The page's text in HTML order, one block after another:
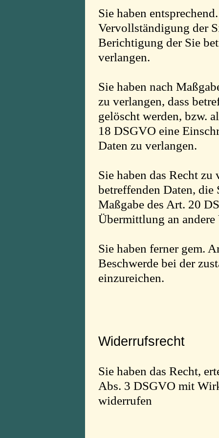
Sie haben
Vervollständigung der
Berichtigung der Sie
verlangen.
Sie haben nach
zu verlangen, dass
gelöscht werden, bzw.
18 DSGVO eine
Daten zu verlangen.
Sie haben das Recht zu
betreffenden Daten, die
Maßgabe des Art. 20
Übermittlung an
Sie haben ferner gem.
Beschwerde bei der
einzureichen.
Widerrufsrecht
Sie haben das Recht,
Abs. 3 DSGVO mit
widerrufen